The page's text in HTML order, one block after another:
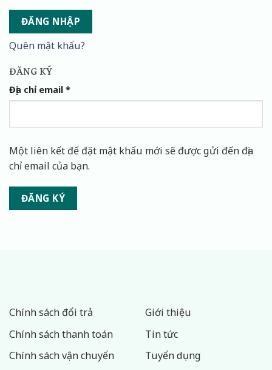
ĐĂNG NHẬP
Quên mật khẩu?
ĐĂNG KÝ
Địa chỉ email *
Một liên kết để đặt mật khẩu mới sẽ được gửi đến địa
chỉ email của bạn.
ĐĂNG KÝ
Chính sách đổi trả
Chính sách thanh toán
Chính sách vận chuyển
Giới thiệu
Tin tức
Tuyển dụng